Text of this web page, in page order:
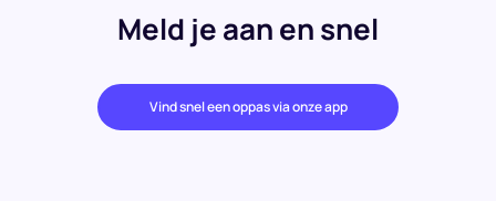
Meld je aan en snel
Vind snel een oppas via onze app